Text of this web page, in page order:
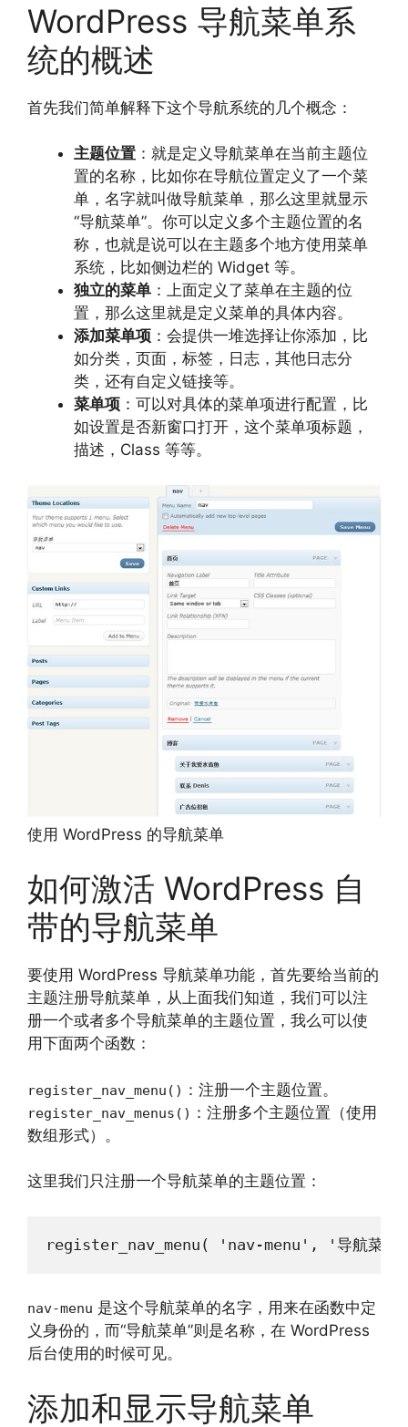
WordPress 导航菜单系
统的概述
首先我们简单解释下这个导航系统的几个概念：
主题位置 ：就是定义导航菜单在当前主题位
置的名称，比如你在导航位置定义了一个菜
单，名字就叫做导航菜单，那么这里就显示
“导航菜单”。你可以定义多个主题位置的名
称，也就是说可以在主题多个地方使用菜单
系统，比如侧边栏的 Widget 等。
独立的菜单 ：上面定义了菜单在主题的位
置，那么这里就是定义菜单的具体内容。
添加菜单项 ：会提供一堆选择让你添加，比
如分类，页面，标签，日志，其他日志分
类，还有自定义链接等。
菜单项 ：可以对具体的菜单项进行配置，比
如设置是否新窗口打开，这个菜单项标题，
描述，Class 等等。
使用 WordPress 的导航菜单
如何激活 WordPress 自
带的导航菜单
要使用 WordPress 导航菜单功能，首先要给当前的
主题注册导航菜单，从上面我们知道，我们可以注
册一个或者多个导航菜单的主题位置，我么可以使
用下面两个函数：
register_nav_menu() ：注册一个主题位置。
register_nav_menus() ：注册多个主题位置（使用
数组形式）。
这里我们只注册一个导航菜单的主题位置：
nav-menu 是这个导航菜单的名字，用来在函数中定
义身份的，而“导航菜单”则是名称，在 WordPress
后台使用的时候可见。
添加和显示导航菜单